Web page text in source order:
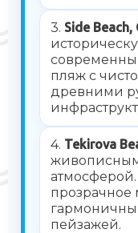
3. Side Beach,
пляж с
древними
4. Tekirova
прозрачное
пейзажей.